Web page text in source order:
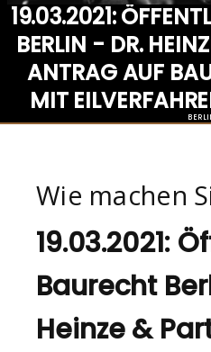
19.03.2021:
BERLIN - DR.
ANTRAG AUF
MIT
Wie machen
19.03.2021:
Baurecht
Heinze &